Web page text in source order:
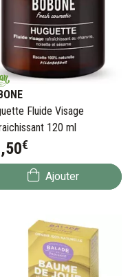
Fluide Visage
120 ml
,50€
Ajouter